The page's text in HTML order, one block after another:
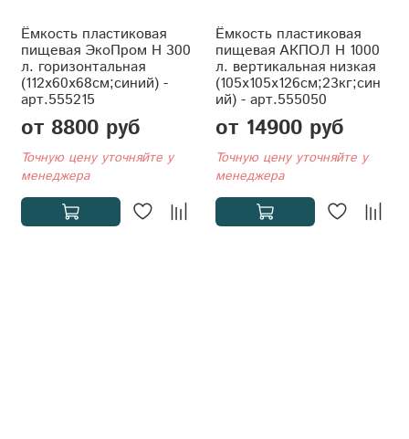
Ёмкость пластиковая
пищевая ЭкоПром H 300
л. горизонтальная
(112x60x68см;синий) -
арт.555215
от 8800 руб
Точную цену уточняйте у
менеджера
Ёмкость пластиковая
пищевая АКПОЛ Н 1000
л. вертикальная низкая
(105x105x126см;23кг;син
ий) - арт.555050
от 14900 руб
Точную цену уточняйте у
менеджера